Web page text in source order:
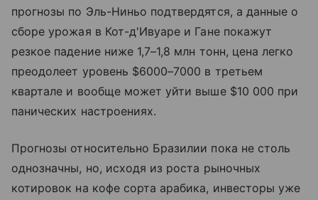
прогнозы по Эль-Ниньо подтвердятся, а данные о
сборе урожая в Кот-д'Ивуаре и Гане покажут
резкое падение ниже 1,7–1,8 млн тонн, цена легко
преодолеет уровень $6000–7000 в третьем
квартале и вообще может уйти выше $10 000 при
панических настроениях.
Прогнозы относительно Бразилии пока не столь
однозначны, но, исходя из роста рыночных
котировок на кофе сорта арабика, инвесторы уже